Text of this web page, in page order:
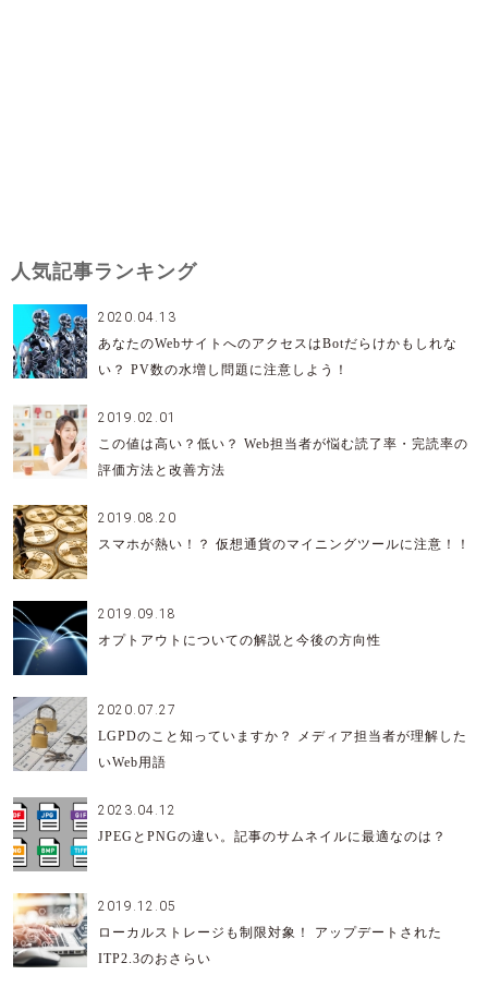
人気記事ランキング
2020.04.13
あなたのWebサイトへのアクセスはBotだらけかもしれな
い？ PV数の水増し問題に注意しよう！
2019.02.01
この値は高い？低い？ Web担当者が悩む読了率・完読率の
評価方法と改善方法
2019.08.20
スマホが熱い！？ 仮想通貨のマイニングツールに注意！！
2019.09.18
オプトアウトについての解説と今後の方向性
2020.07.27
LGPDのこと知っていますか？ メディア担当者が理解した
いWeb用語
2023.04.12
JPEGとPNGの違い。記事のサムネイルに最適なのは？
2019.12.05
ローカルストレージも制限対象！ アップデートされた
ITP2.3のおさらい